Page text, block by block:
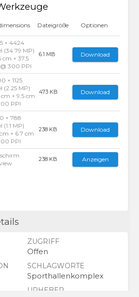
Dateigröße Optionen
× 4424
(34.79 MP)
cm × 37.5
300 PPI
6.1 MB Download
× 1125
(2.25 MP)
cm × 9.5 cm
PPI
473 KB Download
× 788
(1.1 MP)
cm × 6.7 cm
PPI
238 KB Download
238 KB Anzeigen
ZUGRIFF
Offen
SCHLAGWORTE
Sporthallenkomplex
URHEBER